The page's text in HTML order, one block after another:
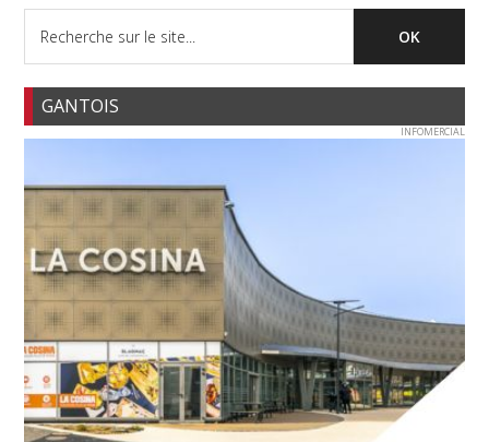
GANTOIS
INFOMERCIAL